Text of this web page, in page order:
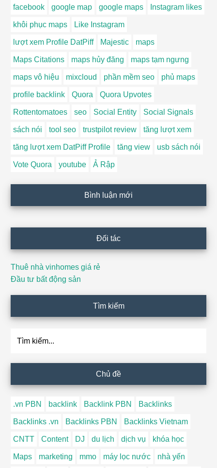
facebook google map google maps Instagram likes
khôi phục maps Like Instagram
lượt xem Profile DatPiff Majestic maps
Maps Citations maps hủy đăng maps tạm ngưng
maps vô hiệu mixcloud phần mềm seo phủ maps
profile backlink Quora Quora Upvotes
Rottentomatoes seo Social Entity Social Signals
sách nói tool seo trustpilot review tăng lượt xem
tăng lượt xem DatPiff Profile tăng view usb sách nói
Vote Quora youtube Ả Rập
Bình luận mới
Đối tác
Thuê nhà vinhomes giá rẻ
Đầu tư bất động sản
Tìm kiếm
Chủ đề
.vn PBN backlink Backlink PBN Backlinks
Backlinks .vn Backlinks PBN Backlinks Vietnam
CNTT Content DJ du lịch dịch vụ khóa học
Maps marketing mmo máy lọc nước nhà yến